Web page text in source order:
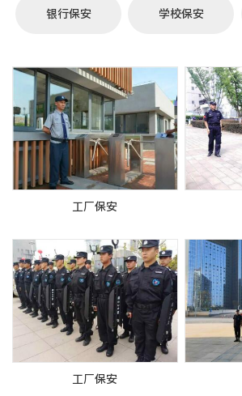
银行保安 学校保安
工厂保安
工厂保安